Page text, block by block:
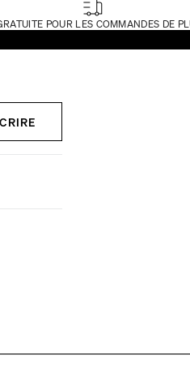
POUR LES COMMANDES DE